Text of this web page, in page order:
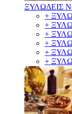
ΞΥΛΩΔΕΙΣ
+
+
+
+
+
+